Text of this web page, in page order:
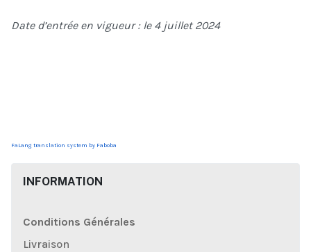
Date d’entrée en vigueur : le 4 juillet 2024
FaLang translation system by Faboba
INFORMATION
Conditions Générales
Livraison